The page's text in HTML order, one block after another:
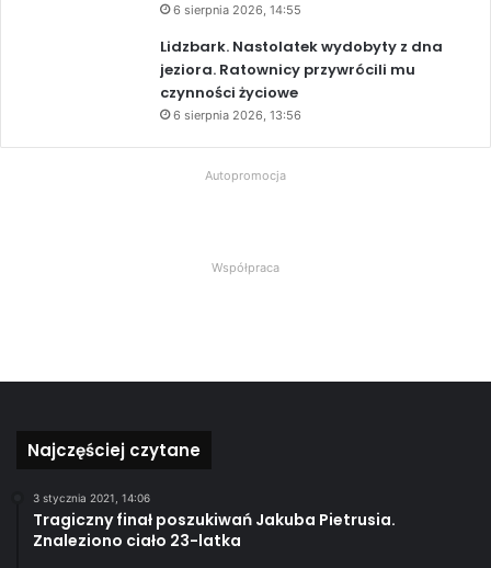
6 sierpnia 2026, 14:55
Lidzbark. Nastolatek wydobyty z dna
jeziora. Ratownicy przywrócili mu
czynności życiowe
6 sierpnia 2026, 13:56
Autopromocja
Współpraca
Najczęściej czytane
3 stycznia 2021, 14:06
Tragiczny finał poszukiwań Jakuba Pietrusia.
Znaleziono ciało 23-latka